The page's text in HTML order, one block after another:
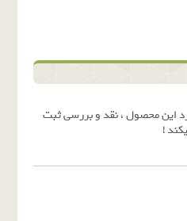
این محصول ، نقد و بررسی ثبت
!